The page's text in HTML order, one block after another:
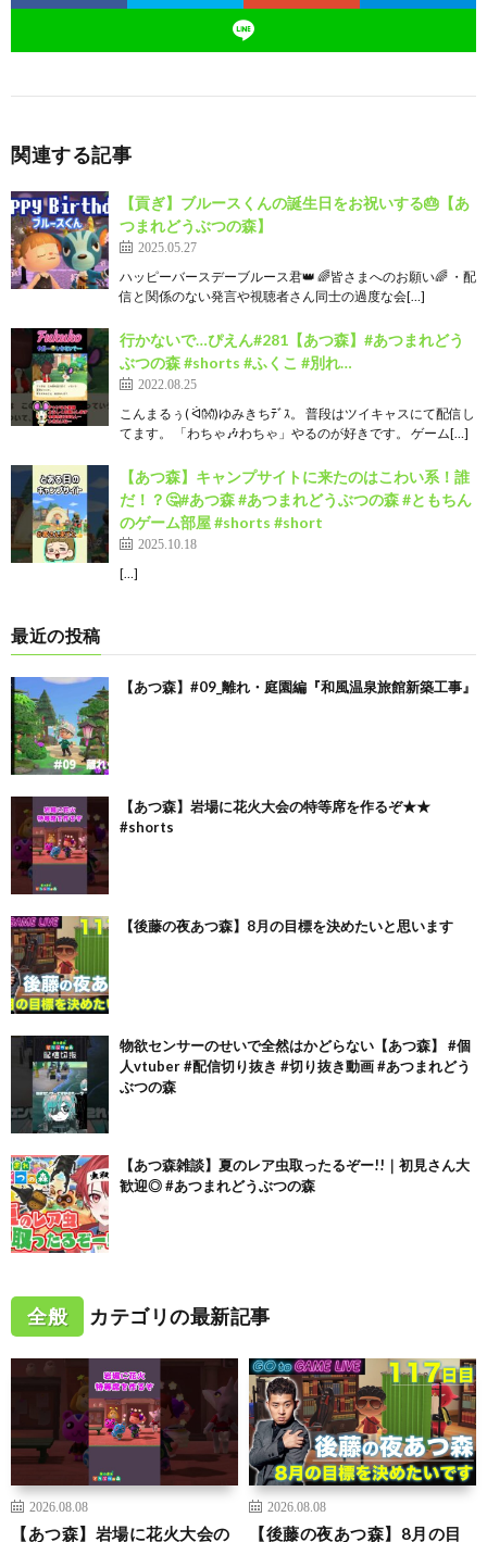
関連する記事
【貢ぎ】ブルースくんの誕生日をお祝いする🎂【あ
つまれどうぶつの森】
2025.05.27
ハッピーバースデーブルース君👑 🌈皆さまへのお願い🌈 ・配
信と関係のない発言や視聴者さん同士の過度な会[…]
行かないで…ぴえん#281【あつ森】#あつまれどう
ぶつの森 #shorts #ふくこ #別れ…
2022.08.25
こんまるぅ( ᐛ👐)ゆみきちﾃﾞｽ。 普段はツイキャスにて配信し
てます。 「わちゃ🎶わちゃ」やるのが好きです。 ゲーム[…]
【あつ森】キャンプサイトに来たのはこわい系！誰
だ！？🤔#あつ森 #あつまれどうぶつの森 #ともちん
のゲーム部屋 #shorts #short
2025.10.18
[…]
最近の投稿
【あつ森】#09_離れ・庭園編『和風温泉旅館新築工事』
【あつ森】岩場に花火大会の特等席を作るぞ★★
#shorts
【後藤の夜あつ森】8月の目標を決めたいと思います
物欲センサーのせいで全然はかどらない【あつ森】 #個
人vtuber #配信切り抜き #切り抜き動画 #あつまれどう
ぶつの森
【あつ森雑談】夏のレア虫取ったるぞー!!｜初見さん大
歓迎◎ #あつまれどうぶつの森
全般 カテゴリの最新記事
2026.08.08
【あつ森】岩場に花火大会の
2026.08.08
【後藤の夜あつ森】8月の目